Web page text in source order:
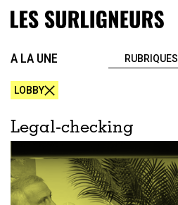
A LA UNE RUBRIQUES
LOBBY
Legal-checking